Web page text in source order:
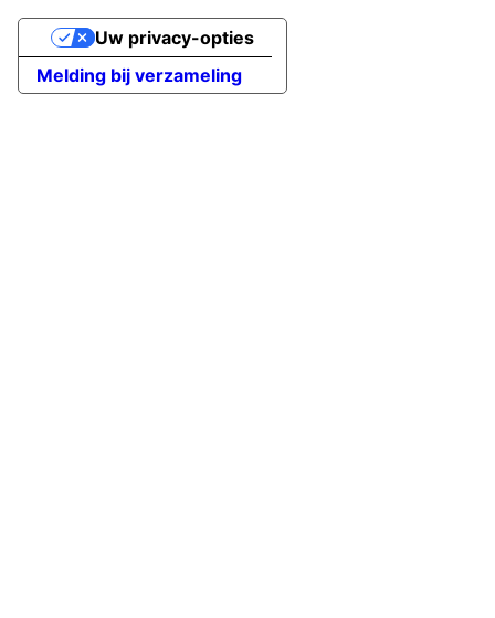
Melding bij verzameling
Uw privacy-opties